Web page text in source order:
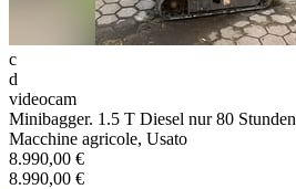
c
d
videocam
Minibagger. 1.5 T Diesel nur 80 Stunden
Macchine agricole, Usato
8.990,00 €
8.990,00 €